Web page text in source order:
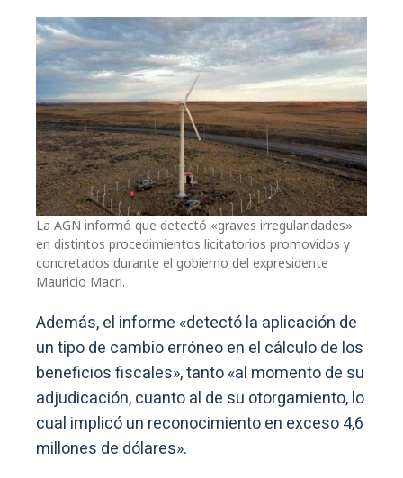
La AGN informó que detectó «graves irregularidades»
en distintos procedimientos licitatorios promovidos y
concretados durante el gobierno del expresidente
Mauricio Macri.
Además, el informe «detectó la aplicación de
un tipo de cambio erróneo en el cálculo de los
beneficios fiscales», tanto «al momento de su
adjudicación, cuanto al de su otorgamiento, lo
cual implicó un reconocimiento en exceso 4,6
millones de dólares».